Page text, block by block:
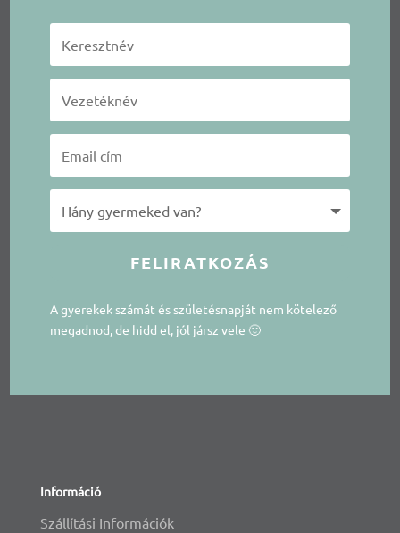
FELIRATKOZÁS
A gyerekek számát és születésnapját nem kötelező
megadnod, de hidd el, jól jársz vele 🙂
Információ
Szállítási Információk